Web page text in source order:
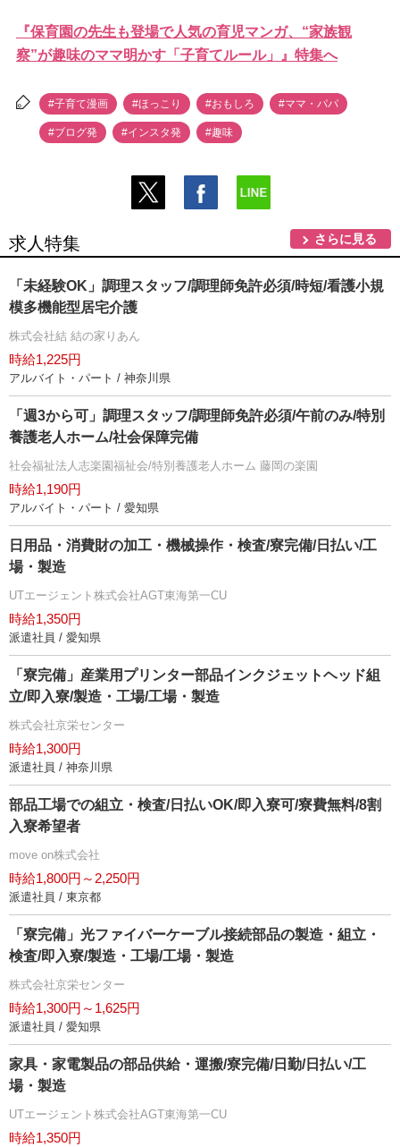
『保育園の先生も登場で人気の育児マンガ、“家族観
察”が趣味のママ明かす「子育てルール」』特集へ
#子育て漫画 #ほっこり #おもしろ #ママ・パパ
#ブログ発 #インスタ発 #趣味
求人特集 さらに見る
「未経験OK」調理スタッフ/調理師免許必須/時短/看護小規
模多機能型居宅介護
株式会社結 結の家りあん
時給1,225円
アルバイト・パート / 神奈川県
「週3から可」調理スタッフ/調理師免許必須/午前のみ/特別
養護老人ホーム/社会保障完備
社会福祉法人志楽園福祉会/特別養護老人ホーム 藤岡の楽園
時給1,190円
アルバイト・パート / 愛知県
日用品・消費財の加工・機械操作・検査/寮完備/日払い/工
場・製造
UTエージェント株式会社AGT東海第一CU
時給1,350円
派遣社員 / 愛知県
「寮完備」産業用プリンター部品インクジェットヘッド組
立/即入寮/製造・工場/工場・製造
株式会社京栄センター
時給1,300円
派遣社員 / 神奈川県
部品工場での組立・検査/日払いOK/即入寮可/寮費無料/8割
入寮希望者
move on株式会社
時給1,800円～2,250円
派遣社員 / 東京都
「寮完備」光ファイバーケーブル接続部品の製造・組立・
検査/即入寮/製造・工場/工場・製造
株式会社京栄センター
時給1,300円～1,625円
派遣社員 / 愛知県
家具・家電製品の部品供給・運搬/寮完備/日勤/日払い/工
場・製造
UTエージェント株式会社AGT東海第一CU
時給1,350円